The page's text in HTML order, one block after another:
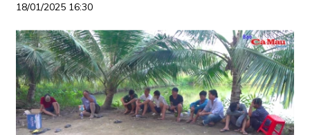
18/01/2025 16:30